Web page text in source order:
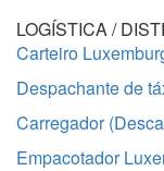
LOGÍSTICA /
Carteiro
Despachante de
Carregador
Empacotador